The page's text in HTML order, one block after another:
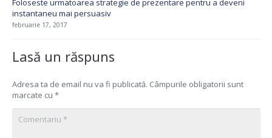
instantaneu mai persuasiv
februarie 17, 2017
Lasă un răspuns
Adresa ta de email nu va fi publicată. Câmpurile obligatorii sunt
marcate cu *